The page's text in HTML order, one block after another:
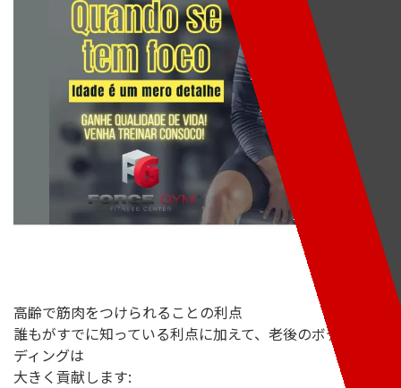
高齢で筋肉をつけられることの利点
誰もがすでに知っている利点に加えて、老後のボディビル
ディングは
大きく貢献します: